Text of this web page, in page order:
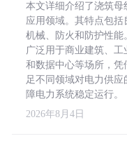
本文详细介绍了浇筑母
应用领域。其特点包括
机械、防火和防护性能
广泛用于商业建筑、工
和数据中心等场所，凭
足不同领域对电力供应
障电力系统稳定运行。
2026年8月4日